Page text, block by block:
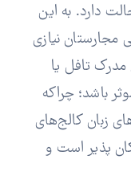
دارد. به این
نیازی
مدرک تافل یا
باشد؛ چراکه
زبان کالج‌های
پذیر است و